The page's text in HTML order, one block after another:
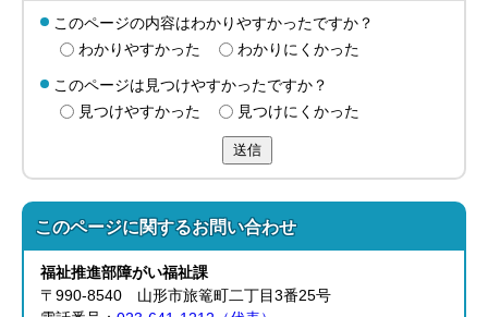
このページの内容はわかりやすかったですか？
わかりやすかった
わかりにくかった
このページは見つけやすかったですか？
見つけやすかった
見つけにくかった
送信
このページに関するお問い合わせ
福祉推進部障がい福祉課
〒990-8540 山形市旅篭町二丁目3番25号